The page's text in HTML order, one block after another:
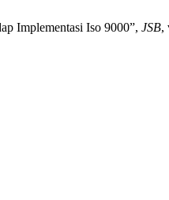
Implementasi Iso 9000”, JSB,